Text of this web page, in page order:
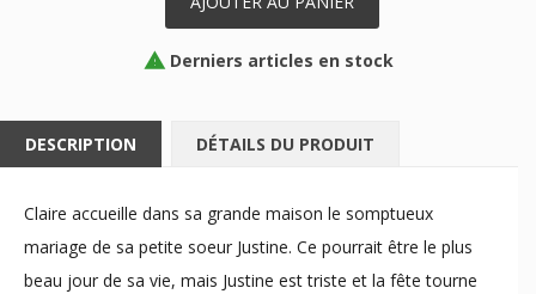
 Derniers articles en stock
DESCRIPTION DÉTAILS DU PRODUIT
Claire accueille dans sa grande maison le somptueux
mariage de sa petite soeur Justine. Ce pourrait être le plus
beau jour de sa vie, mais Justine est triste et la fête tourne